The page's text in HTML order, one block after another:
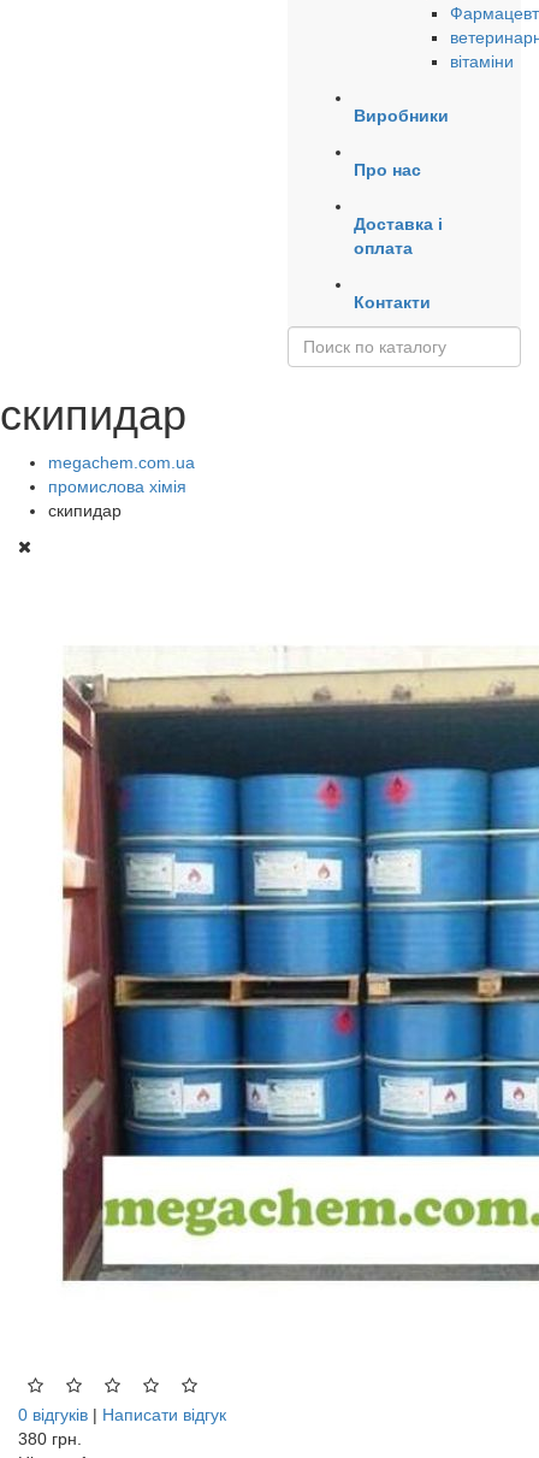
вітаміни
Виробники
Про нас
Доставка і
оплата
Контакти
скипидар
megachem.com.ua
промислова хімія
скипидар
0 відгуків | Написати відгук
380 грн.